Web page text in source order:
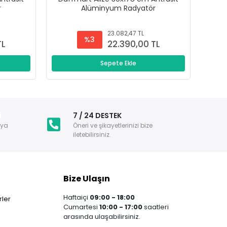
Alüminyum Radyatör
%3
23.082,47 TL
22.390,00 TL
Sepete Ekle
7 / 24 DESTEK
Öneri ve şikayetlerinizi bize
iletebilirsiniz.
Bize Ulaşın
Haftaiçi 09:00 - 18:00
Cumartesi 10:00 - 17:00saatleri
arasında ulaşabilirsiniz.